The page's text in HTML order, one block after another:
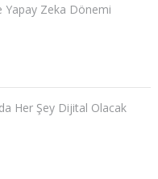
Yapay Zeka Dönemi
Her Şey Dijital Olacak